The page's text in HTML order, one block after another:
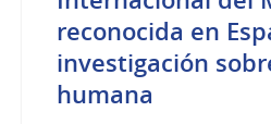
reconocida en
investigación
humana